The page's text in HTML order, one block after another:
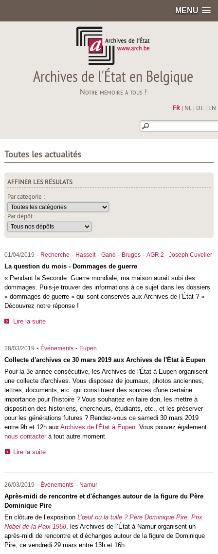
MENU
Archives de l'État en Belgique
Notre mémoire à tous !
FR| NL| DE EN
Toutes les actualités
AFFINER LES RÉSULATS
Par catégorie :
Par dépôt :
01/04/2019 - Recherche - Hasselt- Gand - Bruges- AGR 2 - Joseph Cuvelier
La question du mois - Dommages de guerre
« Pendant la Seconde Guerre mondiale, ma maison aurait subi des
dommages. Puis-je trouver des informations à ce sujet dans les dossiers
« dommages de guerre » qui sont conservés aux Archives de l’État ? »
Découvrez notre réponse !
Lire la suite
28/03/2019 - Événements- Eupen
Collecte d'archives ce 30 mars 2019 aux Archives de l'État à Eupen
Pour la 3e année consécutive, les Archives de l'État à Eupen organisent
une collecte d'archives. Vous disposez de journaux, photos anciennes,
lettres, documents, etc. qui constituent des sources d'une certaine
importance pour l'histoire ? Vous souhaitez en faire don, les mettre à
disposition des historiens, chercheurs, étudiants, etc., et les préserver
pour les générations futures ? Rendez-vous ce samedi 30 mars 2019
entre 9h et 12h aux Archives de l'État à Eupen. Vous pouvez également
nous contacterà tout autre moment.
Lire la suite
26/03/2019 - Événements- Namur
Après-midi de rencontre et d'échanges autour de la figure du Père
Dominique Pire
En clôture de l’exposition L’œuf ou la tuile ? Père Dominique Pire, Prix
Nobel de la Paix 1958, les Archives de l’État à Namur organisent un
après-midi de rencontre et d’échanges autour de la figure de Dominique
Pire, ce vendredi 29 mars entre 13h et 16h.